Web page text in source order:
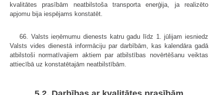
kvalitātes prasībām neatbilstoša transporta enerģija, ja realizēto
apjomu bija iespējams konstatēt.
66. Valsts ieņēmumu dienests katru gadu līdz 1. jūlijam iesniedz
Valsts vides dienestā informāciju par darbībām, kas kalendāra gadā
atbilstoši normatīvajiem aktiem par atbilstības novērtēšanu veiktas
attiecībā uz konstatētajām neatbilstībām.